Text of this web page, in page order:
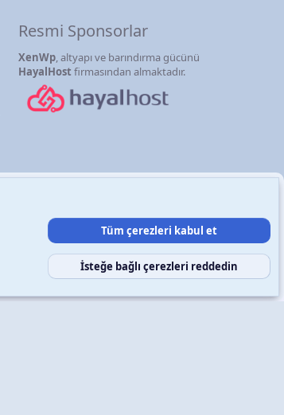
Resmi Sponsorlar
XenWp, altyapı ve barındırma gücünü
HayalHost firmasından almaktadır.
Gizlilik politikası Yardım Ana sayfa
Tüm çerezleri kabul et
İsteğe bağlı çerezleri reddedin